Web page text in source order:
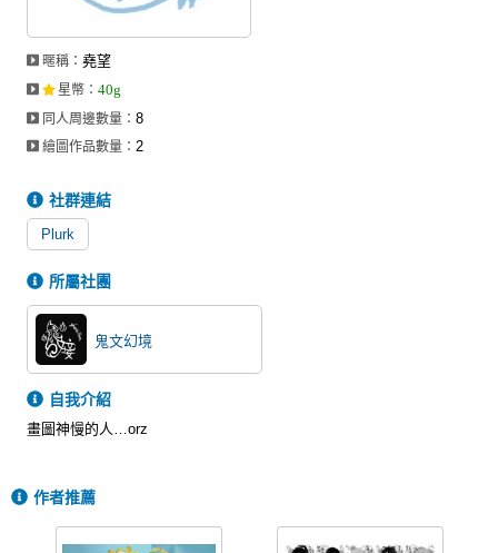
暱稱：堯望
星幣 ：40g
同人周邊數量：8
繪圖作品數量：2
社群連結
Plurk
所屬社團
鬼文幻境
自我介紹
畫圖神慢的人…orz
作者推薦